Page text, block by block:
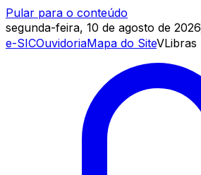
Pular para o conteúdo
segunda-feira, 10 de agosto de 2026
e-SICOuvidoriaMapa do SiteVLibras